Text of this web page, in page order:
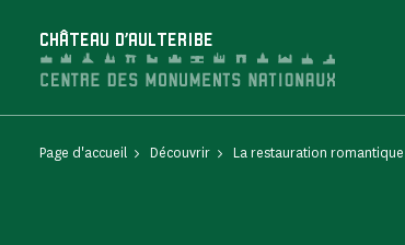
CHÂTEAU D'AULTERIBE
Page d'accueil Découvrir La restauration romantique